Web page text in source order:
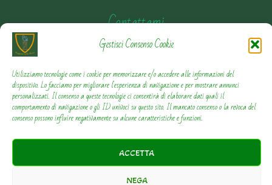
Gestisci Consenso Cookie
Utilizziamo tecnologie come i cookie per memorizzare e/o accedere alle informazioni del
dispositivo. Lo facciamo per migliorare l'esperienza di navigazione e per mostrare annunci
personalizzati. Il consenso a queste tecnologie ci consentirà di elaborare dati quali il
comportamento di navigazione o gli ID univoci su questo sito. Il mancato consenso o la revoca del
consenso possono influire negativamente su alcune caratteristiche e funzioni.
ACCETTA
NEGA
Contattami
Privacy Policy
Cookie Policy
Copyright © 2018-2026 - Viaggiamo nella Storia. Tutti i